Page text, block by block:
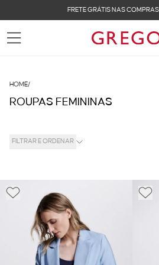
FRETE GRÁTIS NAS COMPRAS
HOME/
ROUPAS FEMININAS
FILTRAR E ORDENAR